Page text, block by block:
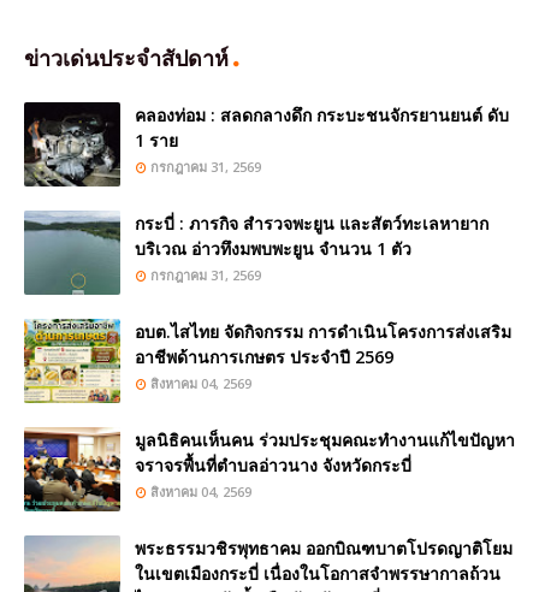
ข่าวเด่นประจำสัปดาห์
คลองท่อม : สลดกลางดึก กระบะชนจักรยานยนต์ ดับ
1 ราย
กรกฎาคม 31, 2569
กระบี่ : ภารกิจ สำรวจพะยูน และสัตว์ทะเลหายาก
บริเวณ อ่าวทึงมพบพะยูน จำนวน 1 ตัว
กรกฎาคม 31, 2569
อบต.ไสไทย จัดกิจกรรม การดำเนินโครงการส่งเสริม
อาชีพด้านการเกษตร ประจำปี 2569
สิงหาคม 04, 2569
มูลนิธิคนเห็นคน ร่วมประชุมคณะทำงานแก้ไขปัญหา
จราจรพื้นที่ตำบลอ่าวนาง จังหวัดกระบี่
สิงหาคม 04, 2569
พระธรรมวชิรพุทธาคม ออกบิณฑบาตโปรดญาติโยม
ในเขตเมืองกระบี่ เนื่องในโอกาสจำพรรษากาลถ้วน